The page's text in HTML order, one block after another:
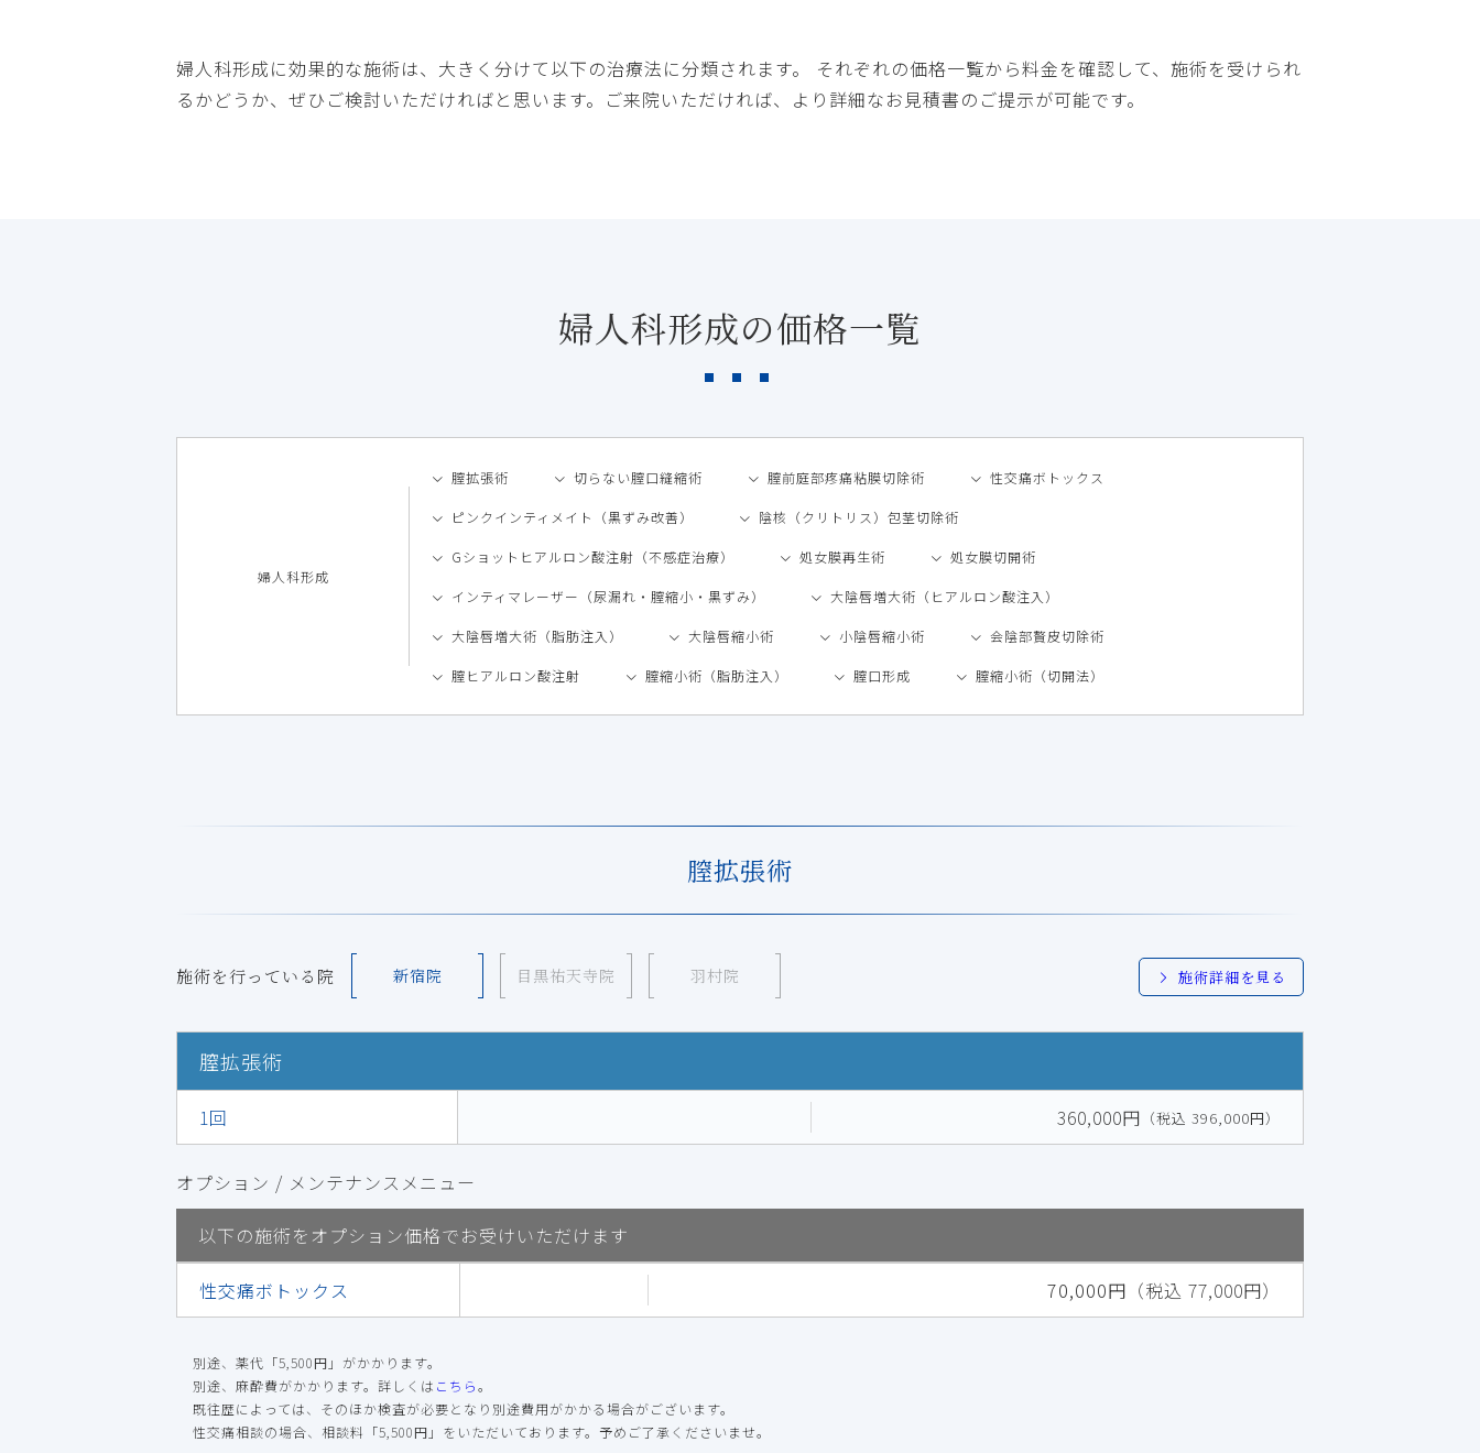
婦人科形成に効果的な施術は、大きく分けて以下の治療法に分類されます。 それぞれの価格一覧から料金を確認して、施術を受けられ
るかどうか、ぜひご検討いただければと思います。ご来院いただければ、より詳細なお見積書のご提示が可能です。
婦人科形成の価格一覧
婦人科形成
膣拡張術 切らない膣口縫縮術 膣前庭部疼痛粘膜切除術 性交痛ボトックス
ピンクインティメイト（黒ずみ改善） 陰核（クリトリス）包茎切除術
Gショットヒアルロン酸注射（不感症治療） 処女膜再生術 処女膜切開術
インティマレーザー（尿漏れ・膣縮小・黒ずみ） 大陰唇増大術（ヒアルロン酸注入）
大陰唇増大術（脂肪注入） 大陰唇縮小術 小陰唇縮小術 会陰部贅皮切除術
膣ヒアルロン酸注射 膣縮小術（脂肪注入） 膣口形成 膣縮小術（切開法）
膣拡張術
施術を行っている院 新宿院 目黒祐天寺院 羽村院 施術詳細を見る
膣拡張術
1回 360,000円 （税込 396,000円）
オプション / メンテナンスメニュー
以下の施術をオプション価格でお受けいただけます
性交痛ボトックス 70,000円 （税込 77,000円）
別途、薬代「5,500円」がかかります。
別途、麻酔費がかかります。詳しくは こちら。
既往歴によっては、そのほか検査が必要となり別途費用がかかる場合がございます。
性交痛相談の場合、相談料「5,500円」をいただいております。予めご了承くださいませ。